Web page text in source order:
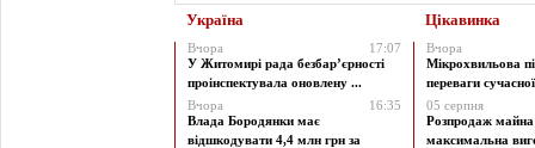
Україна Цікавинка
Вчора
17:07
У Житомирі рада безбар’єрності
проінспектувала оновлену ...
Вчора
16:35
Влада Бородянки має
відшкодувати 4,4 млн грн за
Вчора
Мікрохвильова
переваги
05 серпня
Розпродаж майна
максимальна